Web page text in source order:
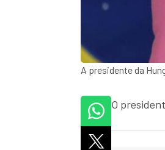
A presidente da
O